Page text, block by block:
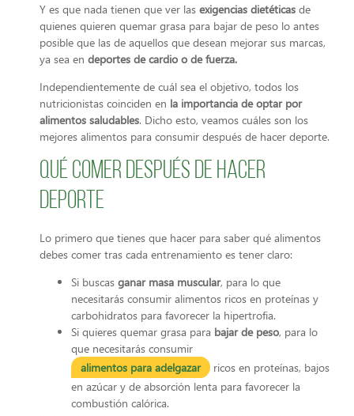
Y es que nada tienen que ver las exigencias dietéticas de
quienes quieren quemar grasa para bajar de peso lo antes
posible que las de aquellos que desean mejorar sus marcas,
ya sea en deportes de cardio o de fuerza.
Independientemente de cuál sea el objetivo, todos los
nutricionistas coinciden en la importancia de optar por
alimentos saludables. Dicho esto, veamos cuáles son los
mejores alimentos para consumir después de hacer deporte.
Qué comer después de hacer
deporte
Lo primero que tienes que hacer para saber qué alimentos
debes comer tras cada entrenamiento es tener claro:
Si buscas ganar masa muscular, para lo que
necesitarás consumir alimentos ricos en proteínas y
carbohidratos para favorecer la hipertrofia.
Si quieres quemar grasa para bajar de peso, para lo
que necesitarás consumir
alimentos para adelgazar
ricos en proteínas, bajos
en azúcar y de absorción lenta para favorecer la
combustión calórica.